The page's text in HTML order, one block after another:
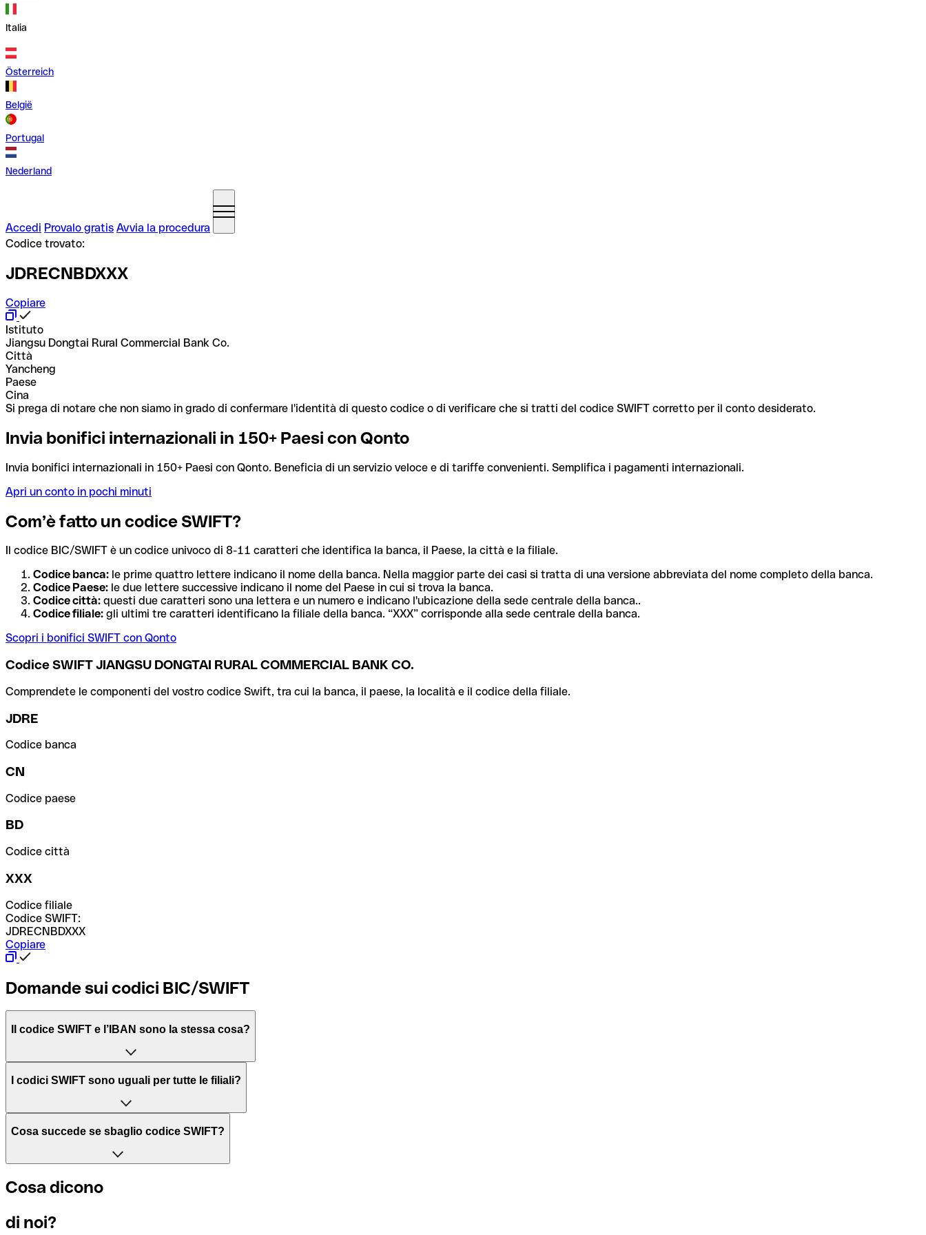
Italia
Österreich
België
Portugal
Nederland
Accedi Provalo gratis Avvia la procedura
Codice trovato:
JDRECNBDXXX
Copiare
Istituto
Jiangsu Dongtai Rural Commercial Bank Co.
Città
Yancheng
Paese
Cina
Si prega di notare che non siamo in grado di confermare l'identità di questo codice o di verificare che si tratti del codice SWIFT corretto per il conto desiderato.
Invia bonifici internazionali in 150+ Paesi con Qonto
Invia bonifici internazionali in 150+ Paesi con Qonto. Beneficia di un servizio veloce e di tariffe convenienti. Semplifica i pagamenti internazionali.
Apri un conto in pochi minuti
Com’è fatto un codice SWIFT?
Il codice BIC/SWIFT è un codice univoco di 8-11 caratteri che identifica la banca, il Paese, la città e la filiale.
Codice banca: le prime quattro lettere indicano il nome della banca. Nella maggior parte dei casi si tratta di una versione abbreviata del nome completo della banca.
Codice Paese: le due lettere successive indicano il nome del Paese in cui si trova la banca.
Codice città: questi due caratteri sono una lettera e un numero e indicano l'ubicazione della sede centrale della banca..
Codice filiale: gli ultimi tre caratteri identificano la filiale della banca. “XXX” corrisponde alla sede centrale della banca.
Scopri i bonifici SWIFT con Qonto
Codice SWIFT JIANGSU DONGTAI RURAL COMMERCIAL BANK CO.
Comprendete le componenti del vostro codice Swift, tra cui la banca, il paese, la località e il codice della filiale.
JDRE
Codice banca
CN
Codice paese
BD
Codice città
XXX
Codice filiale
Codice SWIFT:
JDRECNBDXXX
Copiare
Domande sui codici BIC/SWIFT
Il codice SWIFT e l’IBAN sono la stessa cosa?
L'acronimo SWIFT sta per “Society for Worldwide Interbank Financial Telecommunication”, una rete globale per l’elaborazione dei pagamenti tra diversi Paesi.
Il BIC, invece, sta per “Bank Identifier Code” ed è una sequenza di caratteri necessaria per indirizzare un bonifico internazionale.
I codici SWIFT sono uguali per tutte le filiali?
Dipende dalle banche. In alcuni casi le banche utilizzano lo stesso codice SWIFT per filiali diverse. In altri casi, le banche preferiscono avere un codice SWIFT dedicato per ogni
Per sapere a quale filiale fa riferimento un codice SWIFT, è necessario controllare le ultime cifre. Se il codice termina con XXX, significa che è il codice SWIFT della sede centrale.
Cosa succede se sbaglio codice SWIFT?
Se per caso invii un pagamento a un codice SWIFT esistente ma sbagliato, la banca ricevente deve segnalare che non gestisce il conto del destinatario e stornare il pagamento.
Se ti accorgi di aver usato un codice SWIFT sbagliato, contatta immediatamente la tua banca e chiedi di annullare la transazione.
Cosa dicono
di noi?